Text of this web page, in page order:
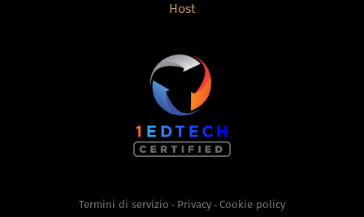
Host
Termini di servizio - Privacy - Cookie policy